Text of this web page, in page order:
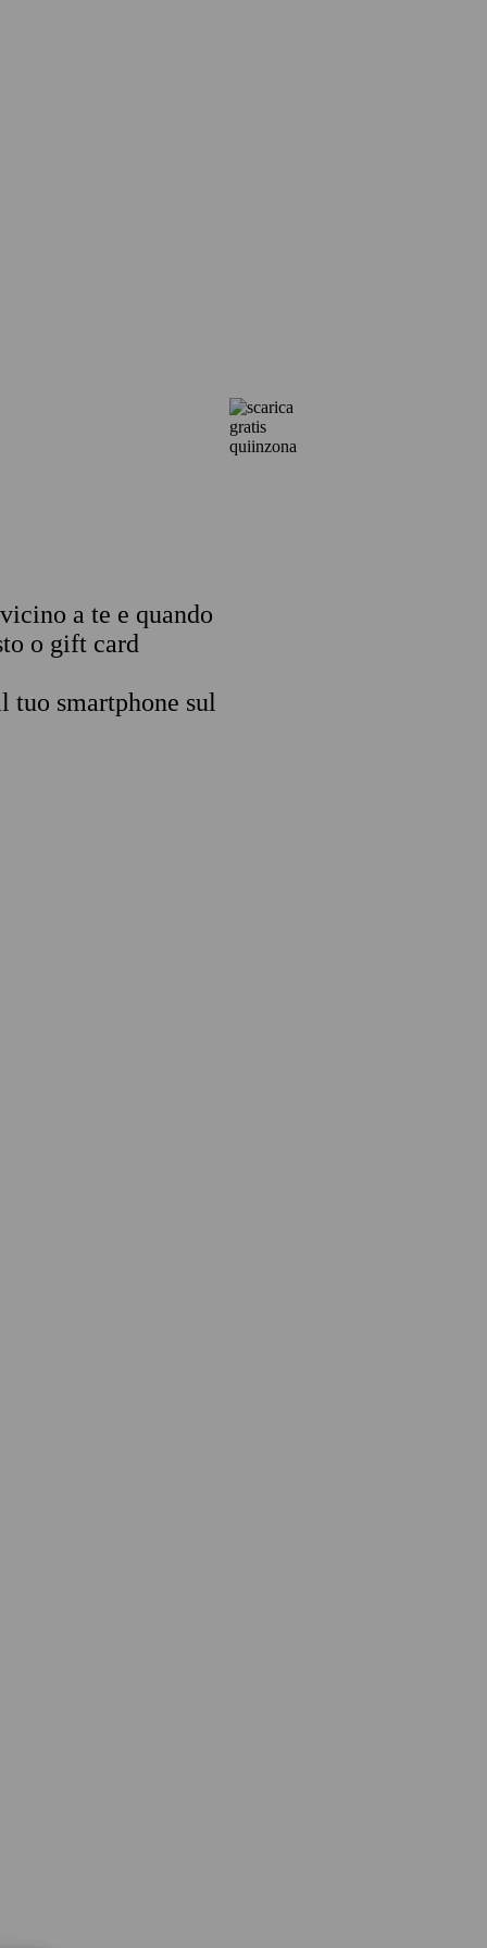
a te e quando
o gift card
tuo smartphone sul